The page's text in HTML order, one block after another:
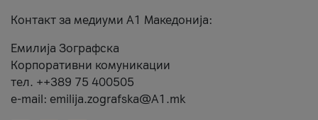
Контакт за медиуми А1 Македонија:
Емилија Зографска
Корпоративни комуникации
тел. ++389 75 400505
e-mail: emilija.zografska@A1.mk